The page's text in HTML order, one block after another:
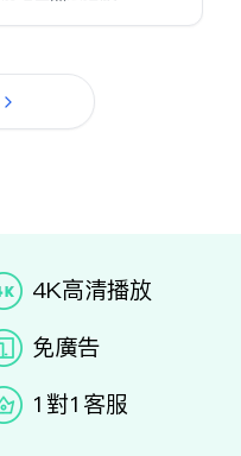
4K高清播放
免广告
1对1客服